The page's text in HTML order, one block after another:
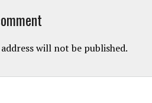
will not be published.